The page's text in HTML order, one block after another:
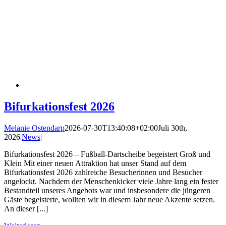
Bifurkationsfest 2026
Melanie Ostendarp2026-07-30T13:40:08+02:00Juli 30th,
2026|News|
Bifurkationsfest 2026 – Fußball-Dartscheibe begeistert Groß und
Klein Mit einer neuen Attraktion hat unser Stand auf dem
Bifurkationsfest 2026 zahlreiche Besucherinnen und Besucher
angelockt. Nachdem der Menschenkicker viele Jahre lang ein fester
Bestandteil unseres Angebots war und insbesondere die jüngeren
Gäste begeisterte, wollten wir in diesem Jahr neue Akzente setzen.
An dieser [...]